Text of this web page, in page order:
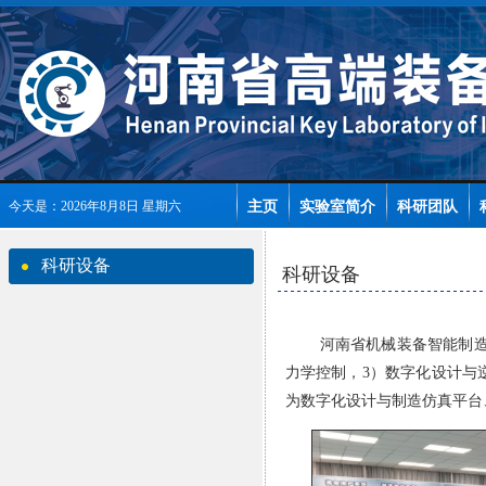
今天是：2026年8月8日 星期六 主页 实验室简介 科研团队
科研设备 科研设备
河南省机械装备智能制
力学控制， 3）数字化设计与
为数字化设计与制造仿真平